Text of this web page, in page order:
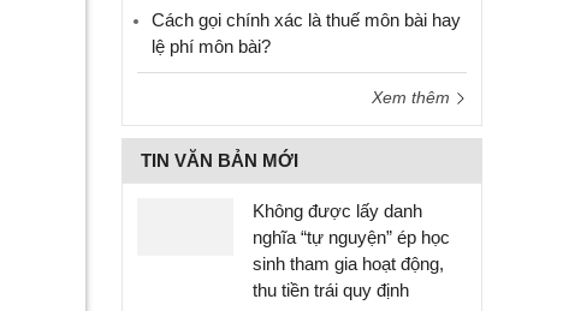
Cách gọi chính xác là thuế môn bài hay
lệ phí môn bài?
Xem thêm
TIN VĂN BẢN MỚI
Không được lấy danh
nghĩa “tự nguyện” ép học
sinh tham gia hoạt động,
thu tiền trái quy định